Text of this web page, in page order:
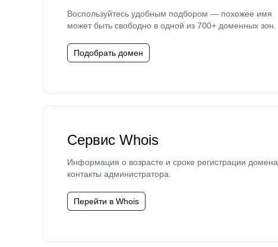
Воспользуйтесь удобным подбором — похожее имя
может быть свободно в одной из 700+ доменных зон.
Подобрать домен
Сервис Whois
Информация о возрасте и сроке регистрации домена,
контакты администратора.
Перейти в Whois